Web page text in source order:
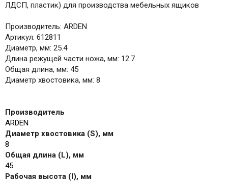
ЛДСП, пластик) для производства мебельных ящиков
Производитель: ARDEN
Артикул: 612811
Диаметр, мм: 25.4
Длина режущей части ножа, мм: 12.7
Общая длина, мм: 45
Диаметр хвостовика, мм: 8
Производитель
ARDEN
Диаметр хвостовика (S), мм
8
Общая длина (L), мм
45
Рабочая высота (I), мм